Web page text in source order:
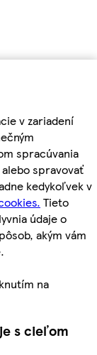
v zariadení
spracúvania
spravovať
kedykoľvek v
Tieto
údaje o
akým vám
na
s cieľom